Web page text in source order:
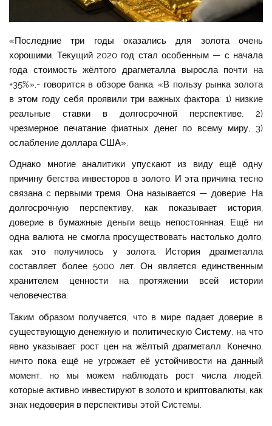
«Последние три годы оказались для золота очень
хорошими. Текущий 2020 год стал особенным — с начала
года стоимость жёлтого драгметалла выросла почти на
+35%»,- говорится в обзоре банка. «В пользу рынка золота
в этом году себя проявили три важных фактора: 1) низкие
реальные ставки в долгосрочной перспективе, 2)
чрезмерное печатание фиатных денег по всему миру, 3)
ослабление доллара США».
Однако многие аналитики упускают из виду ещё одну
причину бегства инвесторов в золото. И эта причина тесно
связана с первыми тремя. Она называется — доверие. На
долгосрочную перспективу, как показывает история,
доверие в бумажные деньги вещь непостоянная. Ещё ни
одна валюта не смогла просуществовать настолько долго,
как это получилось у золота. История драгметалла
составляет более 5000 лет. Он является единственным
хранителем ценности на протяжении всей истории
человечества.
Таким образом получается, что в мире падает доверие в
существующую денежную и политическую Систему, на что
явно указывает рост цен на жёлтый драгметалл. Конечно,
ничто пока ещё не угрожает её устойчивости на данный
момент, но мы можем наблюдать рост числа людей,
которые активно инвестируют в золото и криптовалюты, как
знак недоверия в перспективы этой Системы.